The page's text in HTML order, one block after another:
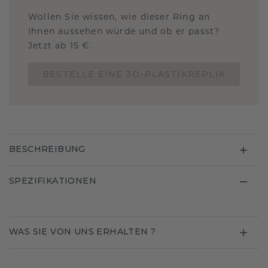
Wollen Sie wissen, wie dieser Ring an
Ihnen aussehen würde und ob er passt?
Jetzt ab 15 €.
BESCHREIBUNG
SPEZIFIKATIONEN
WAS SIE VON UNS ERHALTEN ?